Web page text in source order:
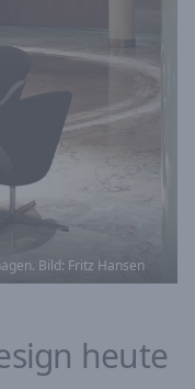
Bild: Fritz Hansen
heute